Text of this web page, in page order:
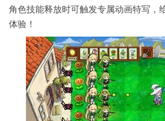
角色技能释放时可触发专属动画特写，
体验！